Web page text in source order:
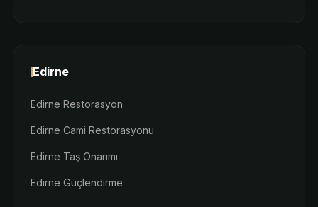
Edirne
Edirne Restorasyon
Edirne Cami Restorasyonu
Edirne Taş Onarımı
Edirne Güçlendirme